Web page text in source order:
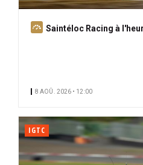
A
Saintéloc Racing à
8 AOÛ. 2026 • 12:00
IGTC